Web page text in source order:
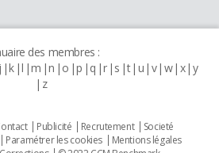
des membres :
j k l m n o p q r s t u v w x y
z
Publicité Recrutement
Societé
Paramétrer les cookies
Mentions légales